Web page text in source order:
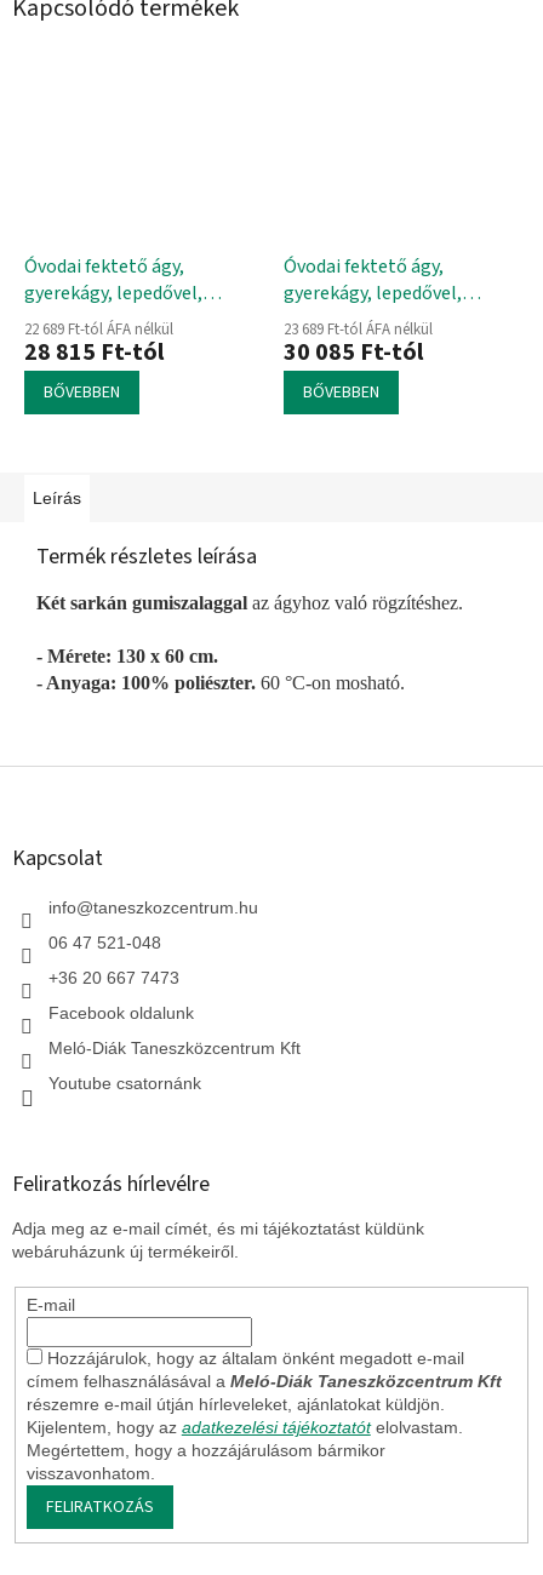
Kapcsolódó termékek
Óvodai fektető ágy,
gyerekágy, lepedővel,
összeállítást igényel
22 689 Ft-tól ÁFA nélkül
28 815 Ft-tól
BŐVEBBEN
Óvodai fektető ágy,
gyerekágy, lepedővel,
összeszerelt állapotban
23 689 Ft-tól ÁFA nélkül
30 085 Ft-tól
BŐVEBBEN
Leírás
Termék részletes leírása
Két sarkán gumiszalaggal az ágyhoz való rögzítéshez.
- Mérete: 130 x 60 cm.
- Anyaga: 100% poliészter. 60 °C-on mosható.
L
Kapcsolat
info@taneszkozcentrum.hu
06 47 521-048
+36 20 667 7473
Facebook oldalunk
Meló-Diák Taneszközcentrum Kft
Youtube csatornánk
Feliratkozás hírlevélre
Adja meg az e-mail címét, és mi tájékoztatást küldünk
webáruházunk új termékeiről.
E-mail
Hozzájárulok, hogy az általam önként megadott e-mail
címem felhasználásával a Meló-Diák Taneszközcentrum Kft
részemre e-mail útján hírleveleket, ajánlatokat küldjön.
Kijelentem, hogy az adatkezelési tájékoztatót elolvastam.
Megértettem, hogy a hozzájárulásom bármikor
visszavonhatom.
FELIRATKOZÁS